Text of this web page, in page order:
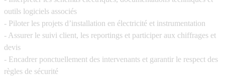
outils logiciels associés
- Piloter les projets d’installation en électricité et instrumentation
- Assurer le suivi client, les reportings et participer aux chiffrages et
devis
- Encadrer ponctuellement des intervenants et garantir le respect des
règles de sécurité